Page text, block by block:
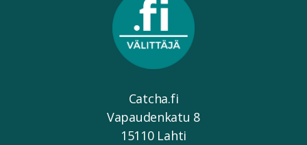
Catcha.fi
Vapaudenkatu 8
15110 Lahti